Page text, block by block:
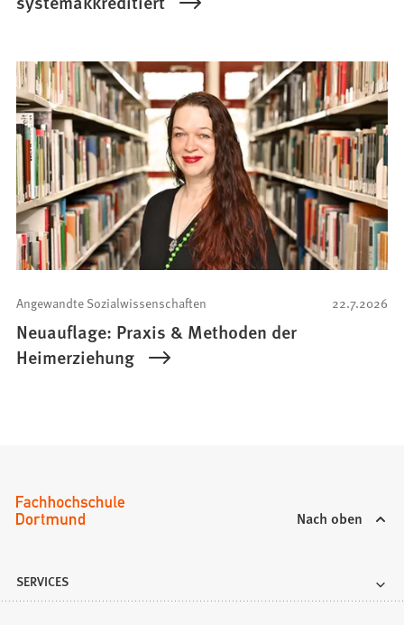
22.7.2026
Angewandte Sozialwissenschaften
Neuauflage: Praxis & Methoden der
Heimerziehung
Nach oben
SERVICES